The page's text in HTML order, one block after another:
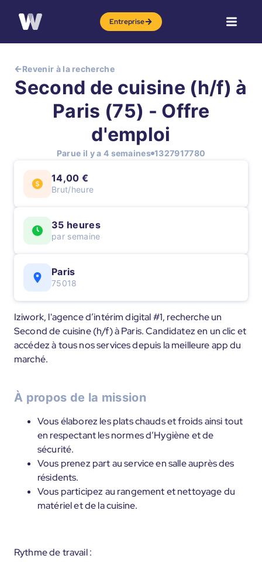
Entreprise
Revenir à la recherche
Second de cuisine (h/f) à
Paris (75) - Offre
d'emploi
Parue il y a 4 semaines 1327917780
14,00 €
Brut/heure
35 heures
par semaine
Paris
75018
Iziwork, l'agence d’intérim digital #1, recherche un
Second de cuisine (h/f) à Paris. Candidatez en un clic et
accédez à tous nos services depuis la meilleure app du
marché.
À propos de la mission
Vous élaborez les plats chauds et froids ainsi tout
en respectant les normes d’Hygiène et de
sécurité.
Vous prenez part au service en salle auprès des
résidents.
Vous participez au rangement et nettoyage du
matériel et de la cuisine.
Rythme de travail :